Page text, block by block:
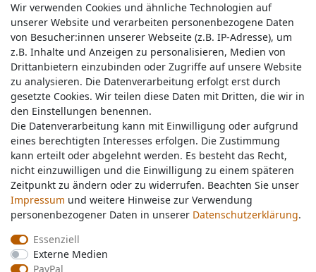
Service & Kontakt
Wünschen Sie einen Rückruf?
service@nawajo.de
Schreiben Sie uns:
service@nawajo.de
Durchschnittliche Bewertung von
Wir verwenden Cookies und ähnliche Technologien auf
unserer Website und verarbeiten personenbezogene Daten
von Besucher:innen unserer Webseite (z.B. IP-Adresse), um
z.B. Inhalte und Anzeigen zu personalisieren, Medien von
Drittanbietern einzubinden oder Zugriffe auf unsere Website
zu analysieren. Die Datenverarbeitung erfolgt erst durch
gesetzte Cookies. Wir teilen diese Daten mit Dritten, die wir in
den Einstellungen benennen.
Die Datenverarbeitung kann mit Einwilligung oder aufgrund
eines berechtigten Interesses erfolgen. Die Zustimmung
kann erteilt oder abgelehnt werden. Es besteht das Recht,
nicht einzuwilligen und die Einwilligung zu einem späteren
Zeitpunkt zu ändern oder zu widerrufen. Beachten Sie unser
Impressum und weitere Hinweise zur Verwendung
personenbezogener Daten in unserer Daten­schutz­erklärung.
Essenziell
Externe Medien
PayPal
Wir verwenden Cookies und ähnliche Technologien auf
unserer Website und verarbeiten personenbezogene Daten
von Besucher:innen unserer Webseite (z.B. IP-Adresse), um
z.B. Inhalte und Anzeigen zu personalisieren, Medien von
Drittanbietern einzubinden oder Zugriffe auf unsere Website
zu analysieren. Die Datenverarbeitung erfolgt erst durch
gesetzte Cookies. Wir teilen diese Daten mit Dritten, die wir in
den Einstellungen benennen.
Die Datenverarbeitung kann mit Einwilligung oder aufgrund
eines berechtigten Interesses erfolgen. Die Zustimmung
kann erteilt oder abgelehnt werden. Es besteht das Recht,
nicht einzuwilligen und die Einwilligung zu einem späteren
Zeitpunkt zu ändern oder zu widerrufen. Beachten Sie unser
Impressum und weitere Hinweise zur Verwendung
personenbezogener Daten in unserer Daten­schutz­erklärung.
Essenziell
Externe Medien
PayPal